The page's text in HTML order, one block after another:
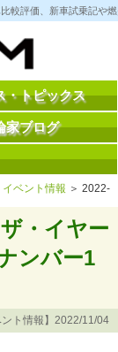
較評価、新車試乗記や
・トピックス
家ブログ
イベント情報 ＞ 2022-
・イヤー
ンバー1
ント情報】2022/11/04